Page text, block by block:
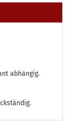
abhängig.